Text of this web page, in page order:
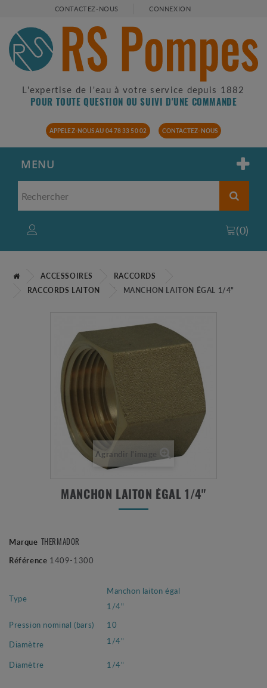
CONTACTEZ-NOUS CONNEXION
L'expertise de l'eau à votre service depuis 1882
POUR TOUTE QUESTION OU SUIVI D'UNE COMMANDE
APPELEZ-NOUS AU 04 78 33 50 02 CONTACTEZ-NOUS
MENU
(0)
ACCESSOIRES
RACCORDS
RACCORDS LAITON
MANCHON LAITON ÉGAL 1/4"
Agrandir l'image
MANCHON LAITON ÉGAL 1/4"
Marque THERMADOR
Référence 1409-1300
Type
Manchon laiton égal
1/4"
Pression nominal (bars)
10
Diamètre
1/4"
Diamètre 1/4"